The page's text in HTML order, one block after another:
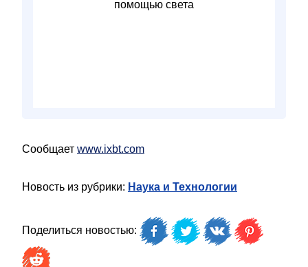
Сообщает www.ixbt.com
Новость из рубрики: Наука и Технологии
Поделиться новостью: